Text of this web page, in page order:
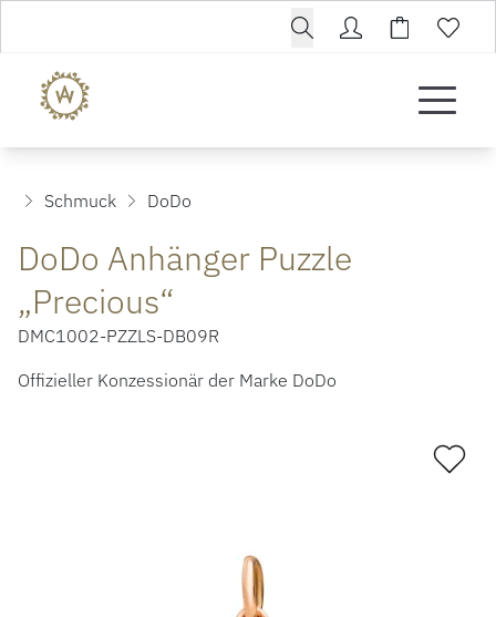
Schmuck DoDo
DoDo Anhänger Puzzle
„Precious“
DMC1002-PZZLS-DB09R
Offizieller Konzessionär der Marke DoDo